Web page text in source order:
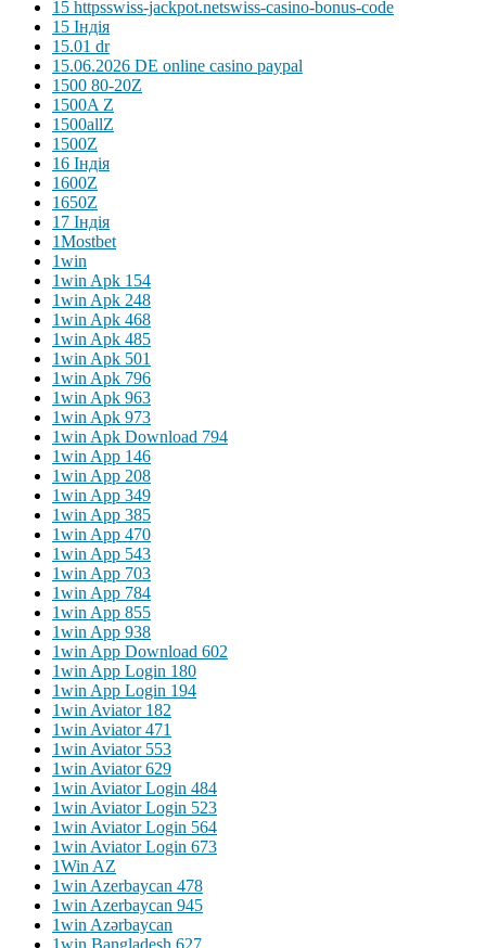
15 httpsswiss-jackpot.netswiss-casino-bonus-code
15 Індія
15.01 dr
15.06.2026 DE online casino paypal
1500 80-20Z
1500A Z
1500allZ
1500Z
16 Індія
1600Z
1650Z
17 Індія
1Mostbet
1win
1win Apk 154
1win Apk 248
1win Apk 468
1win Apk 485
1win Apk 501
1win Apk 796
1win Apk 963
1win Apk 973
1win Apk Download 794
1win App 146
1win App 208
1win App 349
1win App 385
1win App 470
1win App 543
1win App 703
1win App 784
1win App 855
1win App 938
1win App Download 602
1win App Login 180
1win App Login 194
1win Aviator 182
1win Aviator 471
1win Aviator 553
1win Aviator 629
1win Aviator Login 484
1win Aviator Login 523
1win Aviator Login 564
1win Aviator Login 673
1Win AZ
1win Azerbaycan 478
1win Azerbaycan 945
1win Azərbaycan